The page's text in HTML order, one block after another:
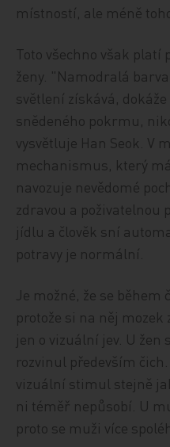
místností, ale méně
Toto všechno však platí
ženy. "Namodralá
světlení získává,
snědeného pokrmu,
vysvětluje Han Seok. V
mechanismus, který
navozuje nevědomé
zdravou a poživatelnou
jídlu a člověk sní
potravy je normální.
Je možné, že se
protože si na něj mozek
jen o vizuální jev. U žen
rozvinul především
vizuální stimul stejně
ni téměř nepůsobí. U
proto se muži více